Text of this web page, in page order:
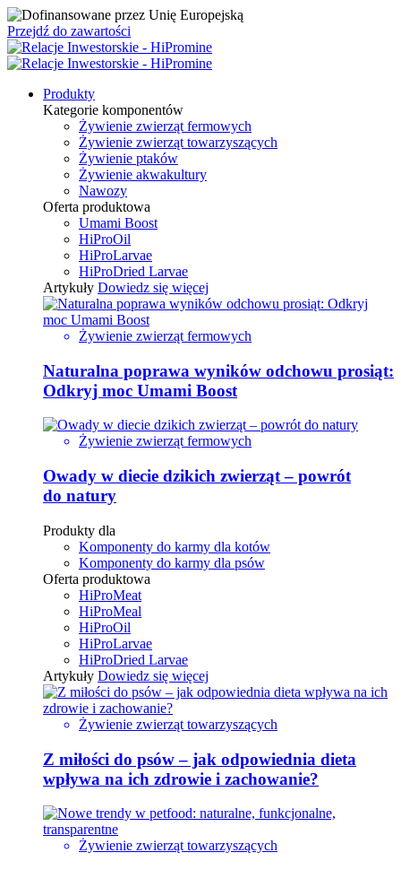
Przejdź do zawartości
Produkty
Kategorie komponentów
Żywienie zwierząt fermowych
Żywienie zwierząt towarzyszących
Żywienie ptaków
Żywienie akwakultury
Nawozy
Oferta produktowa
Umami Boost
HiProOil
HiProLarvae
HiProDried Larvae
Artykuły Dowiedz się więcej
Żywienie zwierząt fermowych
Naturalna poprawa wyników odchowu prosiąt:
Odkryj moc Umami Boost
Żywienie zwierząt fermowych
Owady w diecie dzikich zwierząt – powrót
do natury
Produkty dla
Komponenty do karmy dla kotów
Komponenty do karmy dla psów
Oferta produktowa
HiProMeat
HiProMeal
HiProOil
HiProLarvae
HiProDried Larvae
Artykuły Dowiedz się więcej
Żywienie zwierząt towarzyszących
Z miłości do psów – jak odpowiednia dieta
wpływa na ich zdrowie i zachowanie?
Żywienie zwierząt towarzyszących